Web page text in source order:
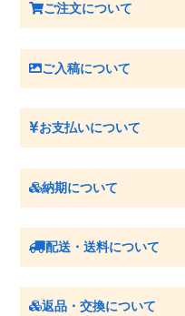
ご注文について
ご入稿について
お支払いについて
納期について
配送・送料について
返品・交換について